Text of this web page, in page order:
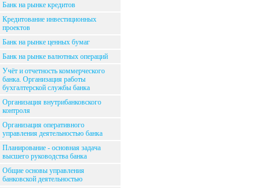
Банк на рынке кредитов
Кредитование инвестиционных
проектов
Банк на рынке ценных бумаг
Банк на рынке валютных операций
Учёт и отчетность коммерческого
банка. Организация работы
бухгалтерской службы банка
Организация внутрибанковского
контроля
Организация оперативного
управления деятельностью банка
Планирование - основная задача
высшего руководства банка
Общие основы управления
банковской деятельностью